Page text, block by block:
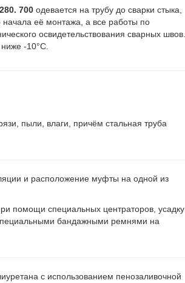
700 одевается на трубу до сварки стыка,
её монтажа, а все работы по
освидетельствования сварных швов.
-10°С.
пыли, влаги, причём стальная труба
и расположение муфты на одной из
помощи специальных центраторов, усадку
бандажными ремнями на
с использованием пенозаливочной